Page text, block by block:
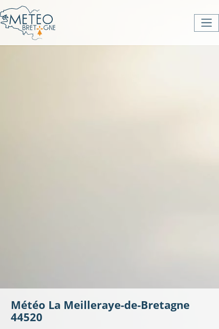
Météo La Meilleraye-de-Bretagne
44520